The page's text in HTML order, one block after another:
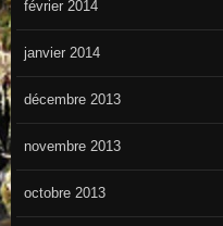
février 2014
janvier 2014
décembre 2013
novembre 2013
octobre 2013